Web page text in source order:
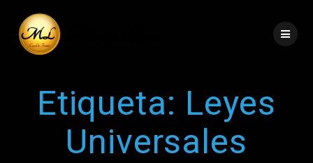
Etiqueta: Leyes
Universales